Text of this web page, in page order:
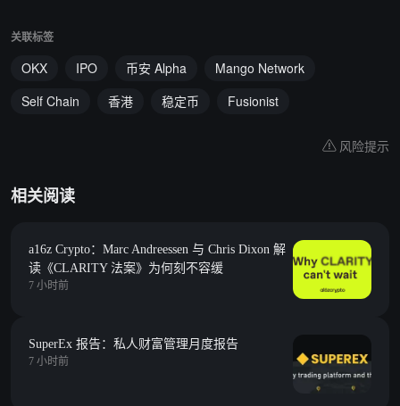
关联标签
OKX IPO 币安 Alpha
Mango Network
Self Chain
香港 稳定币 Fusionist
风险提示
相关阅读
a16z Crypto：Marc Andreessen 与 Chris Dixon 解
读《CLARITY 法案》为何刻不容缓
7 小时前
SuperEx 报告：私人财富管理月度报告
7 小时前